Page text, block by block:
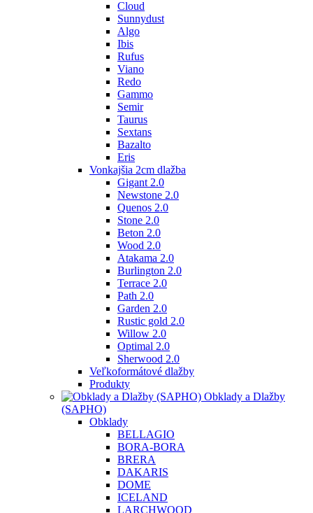
Cloud
Sunnydust
Algo
Ibis
Rufus
Viano
Redo
Gammo
Semir
Taurus
Sextans
Bazalto
Eris
Vonkajšia 2cm dlažba
Gigant 2.0
Newstone 2.0
Quenos 2.0
Stone 2.0
Beton 2.0
Wood 2.0
Atakama 2.0
Burlington 2.0
Terrace 2.0
Path 2.0
Garden 2.0
Rustic gold 2.0
Willow 2.0
Optimal 2.0
Sherwood 2.0
Veľkoformátové dlažby
Produkty
Obklady a Dlažby
(SAPHO)
Obklady
BELLAGIO
BORA-BORA
BRERA
DAKARIS
DOME
ICELAND
LARCHWOOD